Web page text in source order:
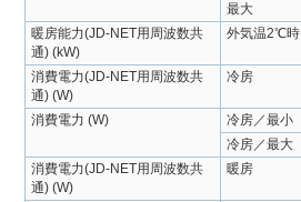
最大
暖房能力(JD-NET用周波数共
通) (kW)
外気温2℃時
消費電力(JD-NET用周波数共
通) (W)
冷房
消費電力 (W) 冷房／最小
冷房／最大
消費電力(JD-NET用周波数共
通) (W)
暖房